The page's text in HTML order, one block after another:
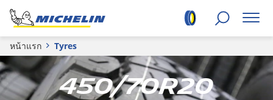
หน้าแรก Tyres
450/70R20